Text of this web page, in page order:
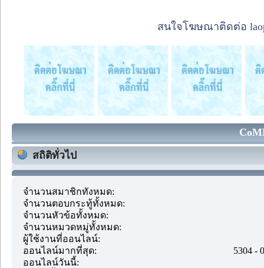
สนใจโฆษณาติดต่อ
สถิติทั่วไป
จำนวนสมาชิกทั้งหมด:
จำนวนตอบกระทู้ทั้งหมด:
จำนวนหัวข้อทั้งหมด:
จำนวนหมวดหมู่ทั้งหมด:
ผู้ใช้งานที่ออนไลน์:
ออนไลน์มากที่สุด:
5304 -
ออนไลน์วันนี้: